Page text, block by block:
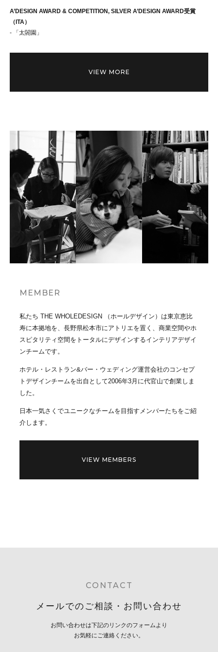
A’DESIGN AWARD & COMPETITION, SILVER A’DESIGN AWARD受賞
（ITA）
- 「太閤園」
VIEW MORE
MEMBER
私たち THE WHOLEDESIGN （ホールデザイン）は東京恵比
寿に本拠地を、長野県松本市にアトリエを置く、商業空間やホ
スピタリティ空間をトータルにデザインするインテリアデザイ
ンチームです。
ホテル・レストラン&バー・ウェディング運営会社のコンセプ
トデザインチームを出自として2006年3月に代官山で創業しま
した。
日本一気さくでユニークなチームを目指すメンバーたちをご紹
介します。
VIEW MEMBERS
CONTACT
メールでのご相談・お問い合わせ
お問い合わせは下記のリンクのフォームより
お気軽にご連絡ください。